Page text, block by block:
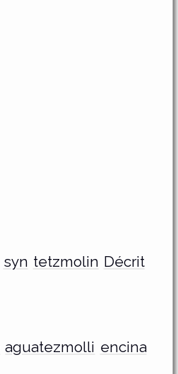
syn tetzmolin Décrit
aguatezmolli encina